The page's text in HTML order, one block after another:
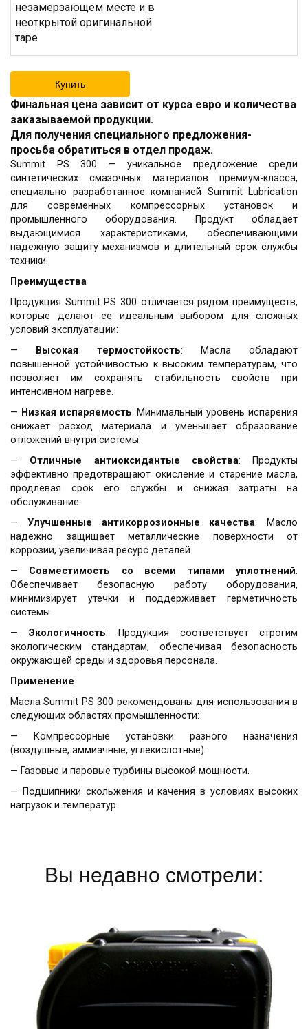
незамерзающем месте и в
неоткрытой оригинальной
таре
Купить
Финальная цена зависит от курса евро и количества
заказываемой продукции.
Для получения специального предложения-
просьба обратиться в отдел продаж.
Summit PS 300 — уникальное предложение среди
синтетических смазочных материалов премиум-класса,
специально разработанное компанией Summit Lubrication
для современных компрессорных установок и
промышленного оборудования. Продукт обладает
выдающимися характеристиками, обеспечивающими
надежную защиту механизмов и длительный срок службы
техники.
Преимущества
Продукция Summit PS 300 отличается рядом преимуществ,
которые делают ее идеальным выбором для сложных
условий эксплуатации:
—
Высокая термостойкость: Масла обладают
повышенной устойчивостью к высоким температурам, что
позволяет им сохранять стабильность свойств при
интенсивном нагреве.
— Низкая испаряемость: Минимальный уровень испарения
снижает расход материала и уменьшает образование
отложений внутри системы.
— Отличные антиоксидантые свойства: Продукты
эффективно предотвращают окисление и старение масла,
продлевая срок его службы и снижая затраты на
обслуживание.
— Улучшенные антикоррозионные качества: Масло
надежно защищает металлические поверхности от
коррозии, увеличивая ресурс деталей.
— Совместимость со всеми типами уплотнений:
Обеспечивает безопасную работу оборудования,
минимизирует утечки и поддерживает герметичность
системы.
— Экологичность: Продукция соответствует строгим
экологическим стандартам, обеспечивая безопасность
окружающей среды и здоровья персонала.
Применение
Масла Summit PS 300 рекомендованы для использования в
следующих областях промышленности:
— Компрессорные установки разного назначения
(воздушные, аммиачные, углекислотные).
— Газовые и паровые турбины высокой мощности.
— Подшипники скольжения и качения в условиях высоких
нагрузок и температур.
Вы недавно смотрели: